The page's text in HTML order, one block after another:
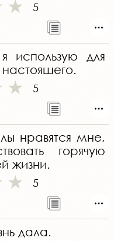
5
использую для
5
нравятся мне,
горячую
жизни.
5
дала.